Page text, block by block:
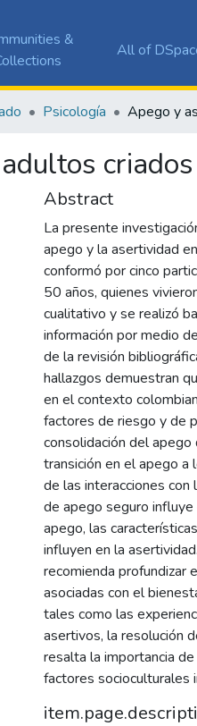
&
All of
Psicología
Abstract
La presente
apego y la asertividad
conformó por cinco
50 años, quienes
cualitativo y se realizó
información por medio
de la revisión
hallazgos demuestran
en el contexto
factores de riesgo y de
consolidación del
transición en el apego a
de las interacciones
de apego seguro
apego, las
influyen en la
recomienda profundizar
asociadas con el
tales como las
asertivos, la resolución
resalta la importancia
factores socioculturales